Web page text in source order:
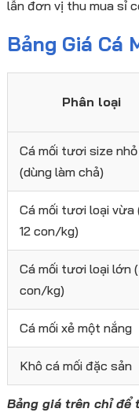
lẫn đơn vị thu mua sỉ
Bảng Giá Cá
Phân loại
Cá mối tươi size nhỏ
(dùng làm chả)
Cá mối tươi loại vừa
12 con/kg)
Cá mối tươi loại lớn
con/kg)
Cá mối xẻ một nắng
Khô cá mối đặc sản
Bảng giá trên chỉ để